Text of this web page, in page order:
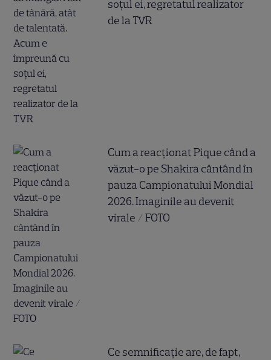
soțul ei, regretatul realizator
de la TVR
Cum a reacționat Pique când a
văzut-o pe Shakira cântând în
pauza Campionatului Mondial
2026. Imaginile au devenit
virale / FOTO
Ce semnificație are, de fapt,